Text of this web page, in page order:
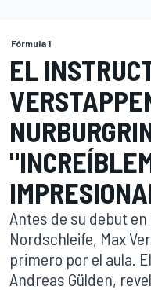
Fórmula 1
EL
Antes de su debut
Nordschleife, Max
primero por el aula.
Andreas Gülden,